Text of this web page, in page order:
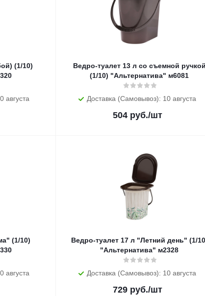
10)
августа
Ведро-туалет 13 л со съемной ручкой
(1/10) "Альтернатива" м6081
Доставка (Самовывоз): 10 августа
504 руб./шт
(1/10)
августа
Ведро-туалет 17 л "Летний день" (1/
"Альтернатива" м2328
Доставка (Самовывоз): 10 августа
729 руб./шт